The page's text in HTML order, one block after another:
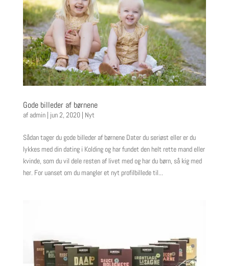
Gode billeder af børnene
af admin| jun 2, 2020| Nyt
Sådan tager du gode billeder af børnene Dater du seriøst eller er du
lykkes med din dating i Kolding og har fundet den helt rette mand eller
kvinde, som du vil dele resten af livet med og har du børn, så kig med
her. For uanset om du mangler et nyt profilbillede til...